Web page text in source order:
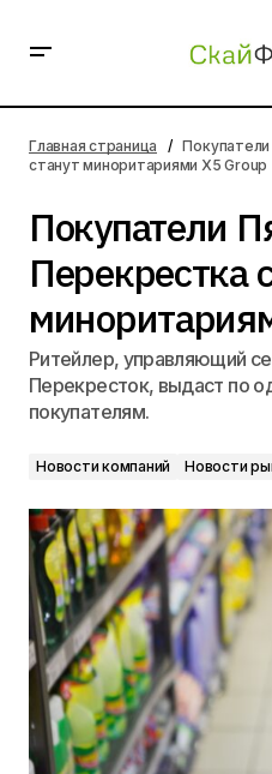
миноритариями X5 Group
Главная страница
станут миноритариями X5 Group
Покупатели
Перекрестка
Ритейлер, управляющий
Перекресток, выдаст по
покупателям.
Новости компаний Новости